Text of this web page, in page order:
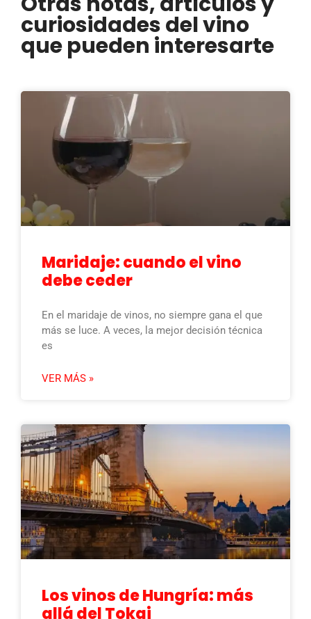
curiosidades del vino
que pueden interesarte
Maridaje: cuando el vino
debe ceder
En el maridaje de vinos, no siempre gana el que
más se luce. A veces, la mejor decisión técnica
es
VER MÁS »
Los vinos de Hungría: más
allá del Tokaj